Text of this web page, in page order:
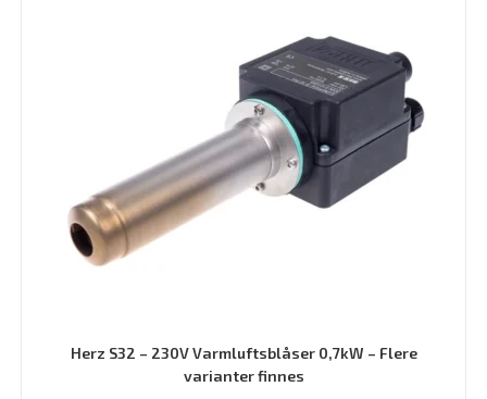
Herz S32 – 230V Varmluftsblåser 0,7kW – Flere
varianter finnes